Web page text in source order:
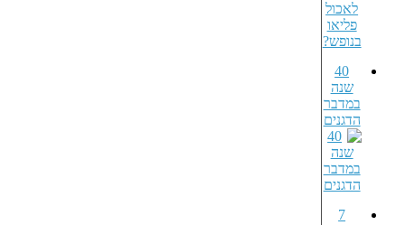
40
שנה
במדבר
הדגנים
7